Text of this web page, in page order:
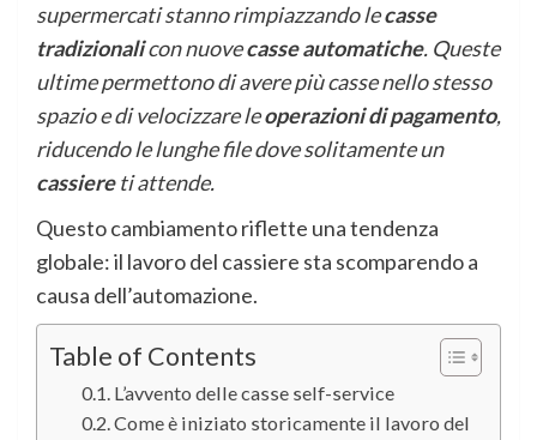
supermercati stanno rimpiazzando lecasse
tradizionalicon nuovecasse automatiche. Queste
ultime permettono di avere più casse nello stesso
spazio e di velocizzare leoperazioni di pagamento,
riducendo le lunghe file dove solitamente un
cassiereti attende.
Questo cambiamento riflette una tendenza
globale: il lavoro del cassiere sta scomparendo a
causa dell’automazione.
Table of Contents
L’avvento delle casse self-service
Come è iniziato storicamente il lavoro del